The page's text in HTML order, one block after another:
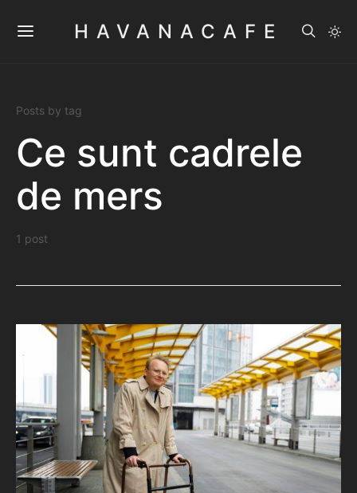
HAVANACAFE
Posts by tag
Ce sunt cadrele
de mers
1 post